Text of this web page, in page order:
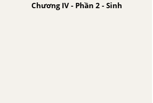
Chương IV - Phần 2 - Sinh